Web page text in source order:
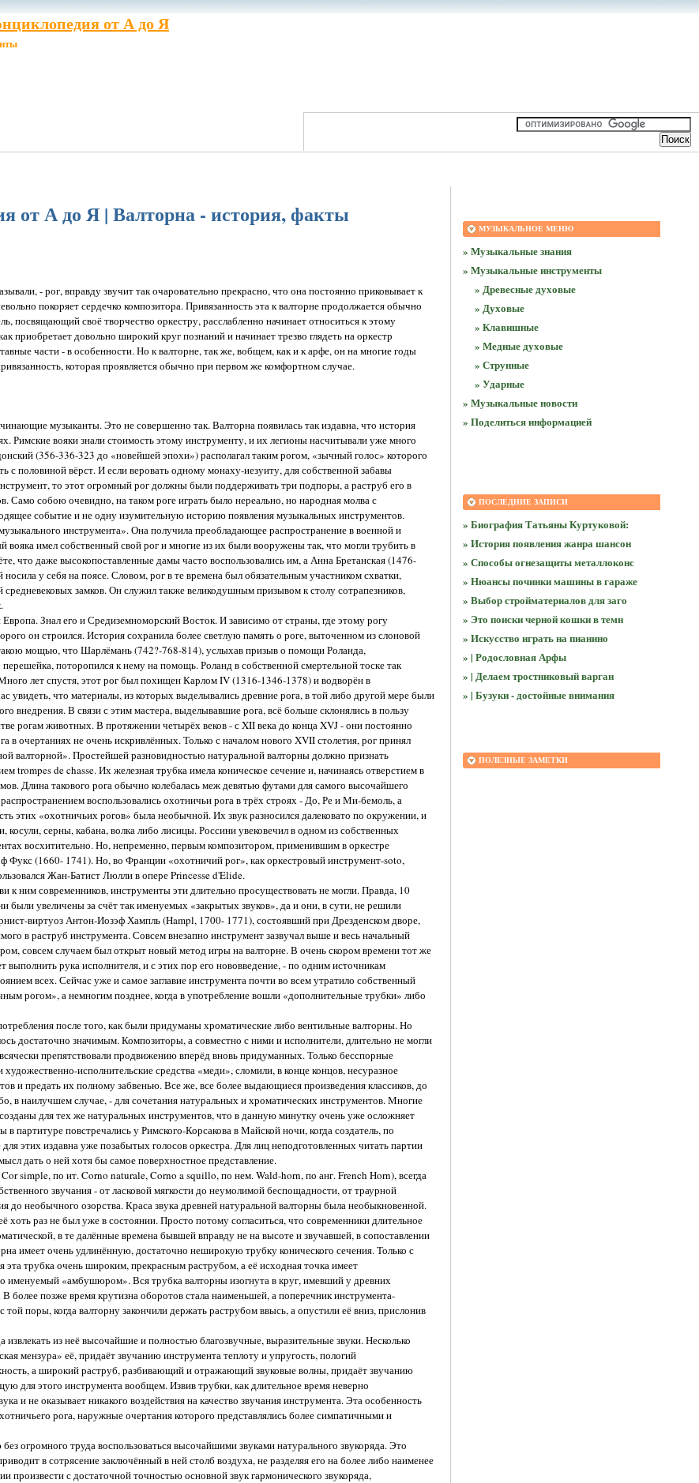
от А до Я
от А до Я | Валторна - история, факты
- рог, вправду звучит так очаровательно прекрасно, что она постоянно приковывает к
покоряет сердечко композитора. Привязанность эта к валторне продолжается обычно
посвящающий своё творчество оркестру, расслабленно начинает относиться к этому
приобретает довольно широкий круг познаний и начинает трезво глядеть на оркестр
части - в особенности. Но к валторне, так же, вобщем, как и к арфе, он на многие годы
которая проявляется обычно при первом же комфортном случае.
музыканты. Это не совершенно так. Валторна появилась так издавна, что история
Римские вояки знали стоимость этому инструменту, и их легионы насчитывали уже много
(356-336-323 до «новейшей эпохи») располагал таким рогом, «зычный голос» которого
половиной вёрст. И если веровать одному монаху-иезуиту, для собственной забавы
то этот огромный рог должны были поддерживать три подпоры, а раструб его в
собою очевидно, на таком роге играть было нереально, но народная молва с
событие и не одну изумительную историю появления музыкальных инструментов.
инструмента». Она получила преобладающее распространение в военной и
имел собственный свой рог и многие из их были вооружены так, что могли трубить в
что даже высокопоставленные дамы часто воспользовались им, а Анна Бретанская (1476-
у себя на поясе. Словом, рог в те времена был обязательным участником схватки,
замков. Он служил также великодушным призывом к столу сотрапезников,
Знал его и Средиземноморский Восток. И зависимо от страны, где этому рогу
он строился. История сохранила более светлую память о роге, выточенном из слоновой
мощью, что Шарлёмань (742?-768-814), услыхав призыв о помощи Роланда,
поторопился к нему на помощь. Роланд в собственной смертельной тоске так
лет спустя, этот рог был похищен Карлом IV (1316-1346-1378) и водворён в
что материалы, из которых выделывались древние рога, в той либо другой мере были
В связи с этим мастера, выделывавшие рога, всё больше склонялись в пользу
рогам животных. В протяжении четырёх веков - с XII века до конца XVJ - они постоянно
в очертаниях не очень искривлённых. Только с началом нового XVII столетия, рог принял
валторной». Простейшей разновидностью натуральной валторны должно признать
trompes de chasse. Их железная трубка имела коническое сечение и, начинаясь отверстием в
Длина такового рога обычно колебалась меж девятью футами для самого высочайшего
воспользовались охотничьи рога в трёх строях - До, Ре и Ми-бемоль, а
этих «охотничьих рогов» была необычной. Их звук разносился далековато по окружении, и
серны, кабана, волка либо лисицы. Россини увековечил в одном из собственных
восхитительно. Но, непременно, первым композитором, применившим в оркестре
Фукс (1660- 1741). Но, во Франции «охотничий рог», как оркестровый инструмент-soto,
Жан-Батист Люлли в опере Princesse d'Elide.
ним современников, инструменты эти длительно просуществовать не могли. Правда, 10
были увеличены за счёт так именуемых «закрытых звуков», да и они, в сути, не решили
виртуоз Антон-Иозэф Хампль (Hampl, 1700- 1771), состоявший при Дрезденском дворе,
в раструб инструмента. Совсем внезапно инструмент зазвучал выше и весь начальный
совсем случаем был открыт новый метод игры на валторне. В очень скором времени тот же
рука исполнителя, и с этих пор его нововведение, - по одним источникам
всех. Сейчас уже и самое заглавие инструмента почти во всем утратило собственный
рогом», а немногим позднее, когда в употребление вошли «дополнительные трубки» либо
после того, как были придуманы хроматические либо вентильные валторны. Но
достаточно значимым. Композиторы, а совместно с ними и исполнители, длительно не могли
препятствовали продвижению вперёд вновь придуманных. Только бесспорные
исполнительские средства «меди», сломили, в конце концов, несуразное
и предать их полному забвенью. Все же, все более выдающиеся произведения классиков, до
в наилучшем случае, - для сочетания натуральных и хроматических инструментов. Многие
для тех же натуральных инструментов, что в данную минутку очень уже осложняет
партитуре повстречались у Римского-Корсакова в Майской ночи, когда создатель, по
этих издавна уже позабытых голосов оркестра. Для лиц неподготовленных читать партии
дать о ней хотя бы самое поверхностное представление.
simple, по ит. Corno naturale, Corno a squillo, по нем. Wald-horn, по анг. French Horn), всегда
звучания - от ласковой мягкости до неумолимой беспощадности, от траурной
до необычного озорства. Краса звука древней натуральной валторны была необыкновенной.
раз не был уже в состоянии. Просто потому согласиться, что современники длительное
в те далённые времена бывшей вправду не на высоте и звучавшей, в сопоставлении
имеет очень удлинённую, достаточно неширокую трубку конического сечения. Только с
трубка очень широким, прекрасным раструбом, а её исходная точка имеет
«амбушюром». Вся трубка валторны изогнута в круг, имевший у древних
позже время крутизна оборотов стала наименьшей, а поперечник инструмента-
поры, когда валторну закончили держать раструбом ввысь, а опустили её вниз, прислонив
из неё высочайшие и полностью благозвучные, выразительные звуки. Несколько
мензура» её, придаёт звучанию инструмента теплоту и упругость, пологий
а широкий раструб, разбивающий и отражающий звуковые волны, придаёт звучанию
для этого инструмента вообщем. Извив трубки, как длительное время неверно
и не оказывает никакого воздействия на качество звучания инструмента. Эта особенность
рога, наружные очертания которого представлялись более симпатичными и
огромного труда воспользоваться высочайшими звуками натурального звукоряда. Это
в сотрясение заключённый в ней столб воздуха, не разделяя его на более либо наименее
произвести с достаточной точностью основной звук гармонического звукоряда,
МУЗЫКАЛЬНОЕ МЕНЮ
» Музыкальные знания
» Музыкальные инструменты
» Древесные духовые
» Духовые
» Клавишные
» Медные духовые
» Струнные
» Ударные
» Музыкальные новости
» Поделиться информацией
ПОСЛЕДНИЕ ЗАПИСИ
» Биография Татьяны Куртуковой:
» История появления жанра шансон
» Способы огнезащиты металлоконс
» Нюансы починки машины в гараже
» Выбор стройматериалов для заго
» Это поиски черной кошки в темн
» Искусство играть на пианино
» | Родословная Арфы
» | Делаем тростниковый варган
» | Бузуки - достойные внимания
ПОЛЕЗНЫЕ ЗАМЕТКИ